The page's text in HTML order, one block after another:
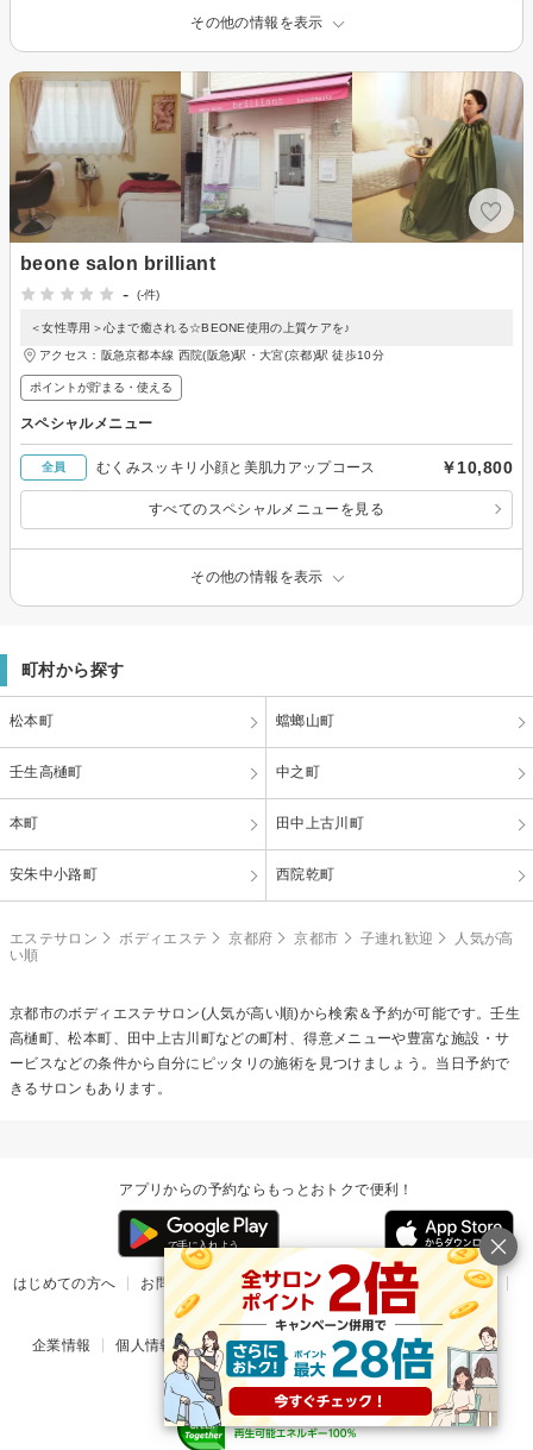
その他の情報を表示
beone salon brilliant
-
(-件)
＜女性専用＞心まで癒される☆BEONE使用の上質ケアを♪
アクセス：阪急京都本線 西院(阪急)駅・大宮(京都)駅 徒歩10分
ポイントが貯まる・使える
スペシャルメニュー
全員 むくみスッキリ小顔と美肌力アップコース ￥10,800
すべてのスペシャルメニューを見る
その他の情報を表示
町村から探す
松本町 蟷螂山町
壬生高樋町 中之町
本町 田中上古川町
安朱中小路町 西院乾町
エステサロン ボディエステ 京都府 京都市 子連れ歓迎
人気が高
い順
京都市のボディエステサロン(人気が高い順)から検索＆予約が可能です。壬生
高樋町、松本町、田中上古川町などの町村、得意メニューや豊富な施設・サ
ービスなどの条件から自分にピッタリの施術を見つけましょう。当日予約で
きるサロンもあります。
アプリからの予約ならもっとおトクで便利！
はじめての方へ お問い合わせ ヘルプ リリース情報
利用規約
掲載ご希望のサロン様
企業情報 個人情報保護方針 楽天のサービス一覧 アプリ一覧
© Rakuten Group, Inc.